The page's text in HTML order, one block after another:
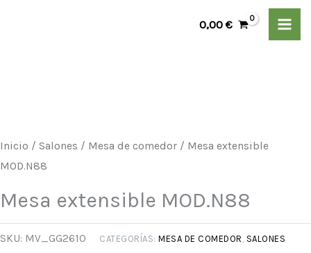
0,00€
Inicio / Salones / Mesa de comedor / Mesa extensible
MOD.N88
Mesa extensible MOD.N88
SKU: MV_GG261O CATEGORÍAS: MESA DE COMEDOR , SALONES
cantidad